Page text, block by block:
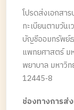
โปรดส่งเอกสา
ทะเบียนตามวัน
บัญชีออมทรัพย์
แพทยศาสตร์ ม
พยาบาล มหาวิ
12445-8
ช่องทางการส่